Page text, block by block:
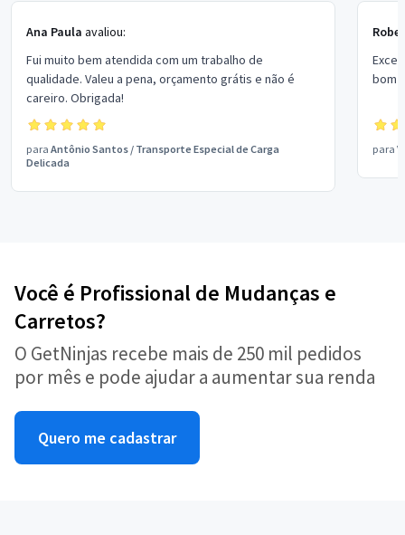
Ana Paula avaliou:
Fui muito bem atendida com um trabalho de
qualidade. Valeu a pena, orçamento grátis e não é
careiro. Obrigada!
para Antônio Santos / Transporte Especial de Carga
Delicada
bom
para
Você é Profissional de Mudanças e
Carretos?
O GetNinjas recebe mais de 250 mil pedidos
por mês e pode ajudar a aumentar sua renda
Quero me cadastrar